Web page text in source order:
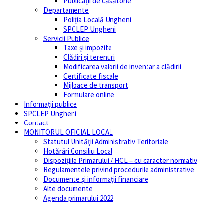
Departamente
Poliția Locală Ungheni
SPCLEP Ungheni
Servicii Publice
Taxe și impozite
Clădiri și terenuri
Modificarea valorii de inventar a clădirii
Certificate fiscale
Mijloace de transport
Formulare online
Informații publice
SPCLEP Ungheni
Contact
MONITORUL OFICIAL LOCAL
Statutul Unităţii Administrativ Teritoriale
Hotărâri Consiliu Local
Dispozițiile Primarului / HCL – cu caracter normativ
Regulamentele privind procedurile administrative
Documente și informații financiare
Alte documente
Agenda primarului 2022